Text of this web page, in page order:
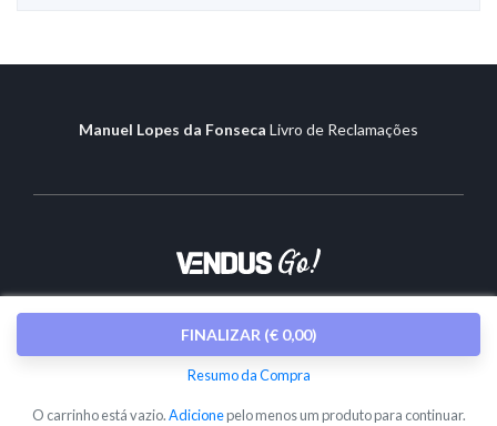
FINALIZAR (€ 0,00)
Resumo da Compra
O carrinho está vazio.Adicionepelo menos um produto para continuar.
Manuel Lopes da Fonseca Livro de Reclamações
Sobre o Vendus|Contactos
© Copyright 2026Vendus
Software de Faturação e POS